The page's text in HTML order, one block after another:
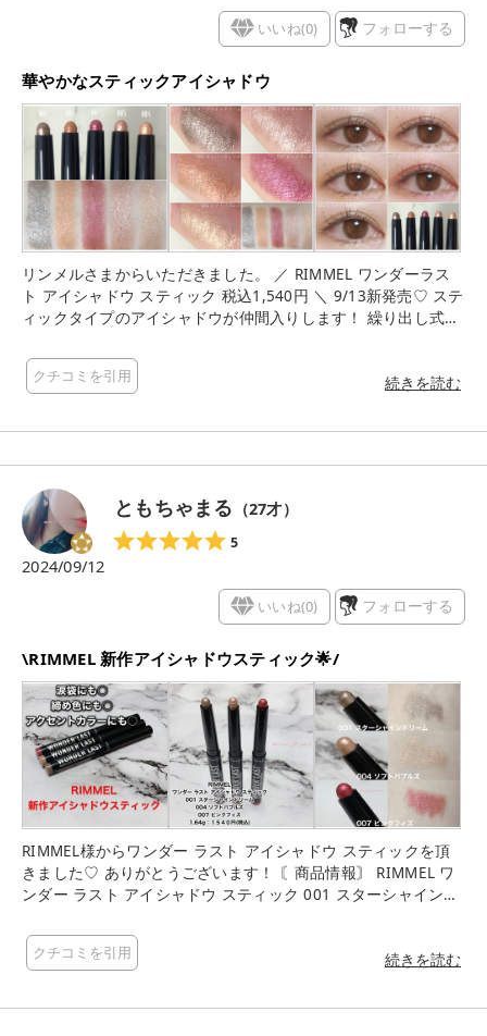
いいね(0) フォローする
華やかなスティックアイシャドウ
リンメルさまからいただきました。 ／ RIMMEL ワンダーラス
ト アイシャドウ スティック 税込1,540円 ＼ 9/13新発売♡ ステ
ィックタイプのアイシャドウが仲間入りします！ 繰り出し式の
たにぴたっと密着してくれて、ヨレずに長時間キープしてくれ
ます◎ カラーは全5色。 どれもラメやパール感があり華やかな
ジゴールド。暖かみのある目元に。 ▶︎004 ソフトバブルズ ゴー
ルドパールがきらめくカラー。涙袋や女神スポットに入れると
可愛い！ ▶︎005 フロスティローズ シルバーパールがきらめくく
すみピンク。涙袋に入れるとぷっくり感が出ます♡ ▶︎007 ピン
クフィズ レッドやピンク、シルバーの多色ラメがきらめくバー
ガンディカラー。 どれもとっても可愛いので、ぜひお近くの店
舗でチェックしてみてくださいね♡ #PR
クチコミを引用 続きを読む
ともちゃまる （27才）
5
2024/09/12
いいね(0) フォローする
\RIMMEL 新作アイシャドウスティック🌟/
RIMMEL様からワンダー ラスト アイシャドウ スティックを頂
きました♡ ありがとうございます！ 〘商品情報〙 RIMMEL ワ
ンダー ラスト アイシャドウ スティック 001 スターシャインド
円(税込) 今回紹介するのは ２０２４年９月１３日に発売される
(LOFTでは２０２４年８月３０日に先行販売) RIMMEL ワンダー
で高発色×パール感のキラめく目もとと １本でグラデーション
クチコミを引用 続きを読む